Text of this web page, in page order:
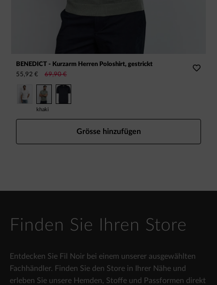
BENEDICT - Kurzarm Herren Poloshirt, gestrickt
55,92 €
69,90 €
khaki
Grösse hinzufügen
Finden Sie Ihren Store
Entdecken Sie Fil Noir bei einem unserer ausgewählten
Fachhändler. Finden Sie den Store in Ihrer Nähe und
erleben Sie unsere Hemden, Stoffe und Passformen direkt